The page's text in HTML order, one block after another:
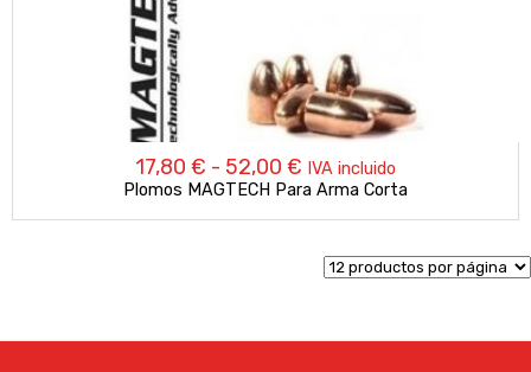
17,80 € - 52,00 € Rango
de
desde
IVA incluido
Plomos MAGTECH Para Arma Corta